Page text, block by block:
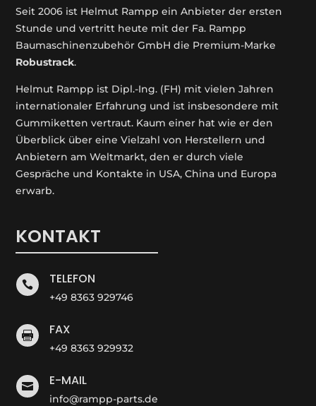
Seit 2006 ist Helmut Rampp ein An­bieter der ersten
Stunde und vertritt heute mit der Fa. Rampp
Baumaschinenzubehör GmbH die Premium-Marke
Robustrack.
Helmut Rampp ist Dipl.-Ing. (FH) mit vielen Jahren
internationaler Erfahrung und ist insbesondere mit
Gummiketten vertraut. Kaum einer hat wie er den
Überblick über eine Vielzahl von Herstellern und
Anbietern am Weltmarkt, den er durch viele
Gespräche und Kontakte in USA, China und Europa
erwarb.
KONTAKT
 TELEFON
+49 8363 929746
 FAX
+49 8363 929932
 E-MAIL
info@rampp-parts.de